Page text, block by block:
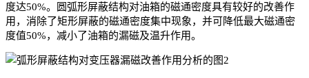
度达50%。圆弧形屏蔽结构对油箱的磁通密度具有较好的改善作
用，消除了矩形屏蔽的磁通密度集中现象，并可降低最大磁通密
度值50%，减小了油箱的漏磁及温升作用。